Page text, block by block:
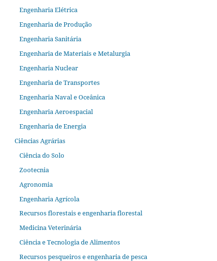
Engenharia Elétrica
Engenharia de Produção
Engenharia Sanitária
Engenharia de Materiais e Metalurgia
Engenharia Nuclear
Engenharia de Transportes
Engenharia Naval e Oceânica
Engenharia Aeroespacial
Engenharia de Energia
Ciências Agrárias
Ciência do Solo
Zootecnia
Agronomia
Engenharia Agrícola
Recursos florestais e engenharia florestal
Medicina Veterinária
Ciência e Tecnologia de Alimentos
Recursos pesqueiros e engenharia de pesca